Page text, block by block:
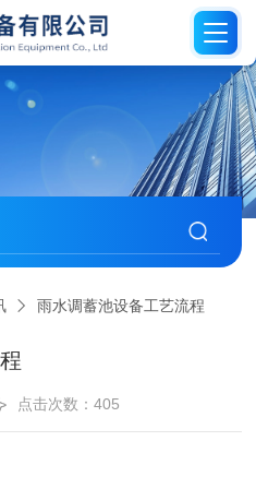
雨水调蓄池设备工艺流程
点击次数：405